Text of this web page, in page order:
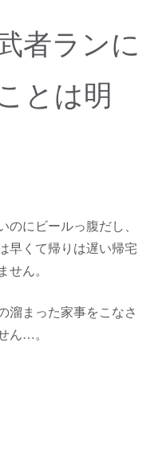
者ランに
とは明
のにビールっ腹だし、
早くて帰りは遅い帰宅
せん。
溜まった家事をこなさ
ん…。